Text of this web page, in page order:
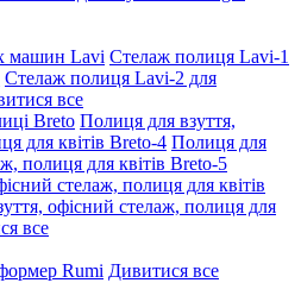
машин Lavi Стелаж полиця Lavi-1
Стелаж полиця Lavi-2 для
все
Breto Полиця для взуття,
для квітів Breto-4 Полиця для
полиця для квітів Breto-5
стелаж, полиця для квітів
офісний стелаж, полиця для
все
Rumi Дивитися все